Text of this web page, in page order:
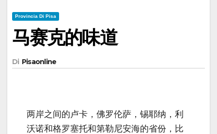
Provincia Di Pisa
马赛克的味道
Di Pisaonline
两岸之间的卢卡，佛罗伦萨，锡耶纳，利
沃诺和格罗塞托和第勒尼安海的省份，比